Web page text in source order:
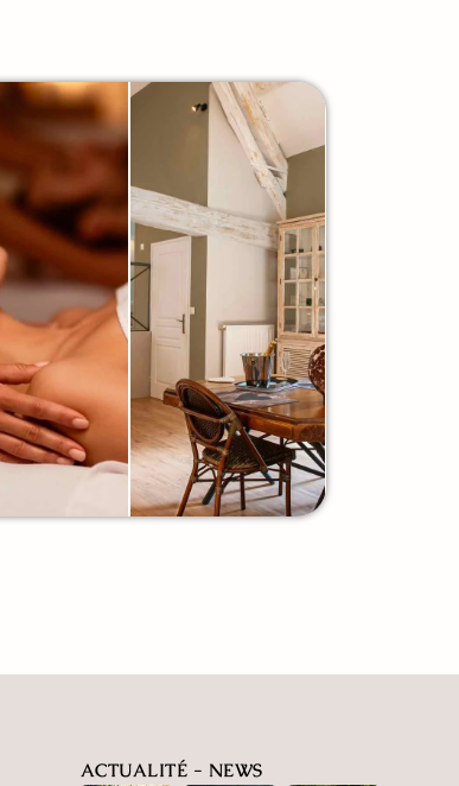
ACTUALITÉ - NEWS